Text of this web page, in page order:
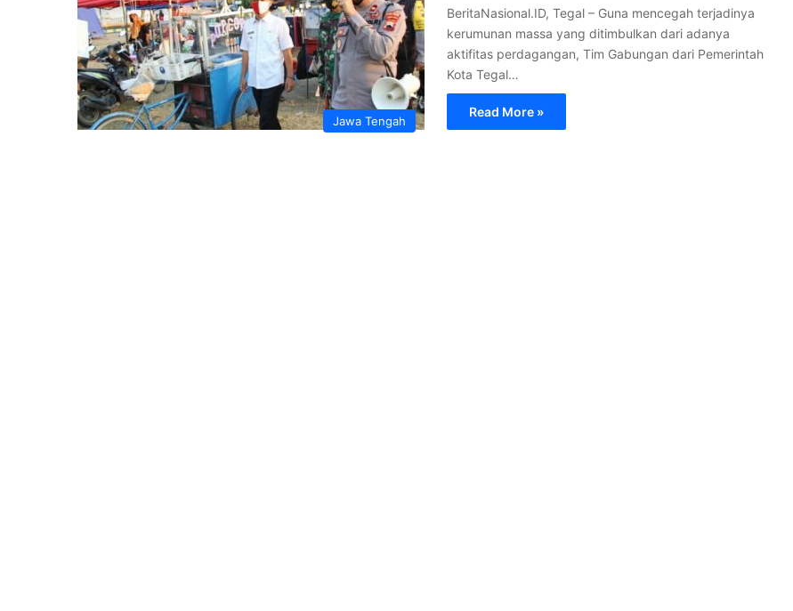
Jawa Tengah
BeritaNasional.ID, Tegal – Guna mencegah terjadinya
kerumunan massa yang ditimbulkan dari adanya
aktifitas perdagangan, Tim Gabungan dari Pemerintah
Kota Tegal…
Read More »